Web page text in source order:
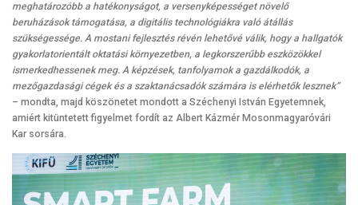
meghatározóbb a hatékonyságot, a versenyképességet növelő
beruházások támogatása, a digitális technológiákra való átállás
szükségessége. A mostani fejlesztés révén lehetővé válik, hogy a hallgatók
gyakorlatorientált oktatási környezetben, a legkorszerűbb eszközökkel
ismerkedhessenek meg. A képzések, tanfolyamok a gazdálkodók, a
mezőgazdasági cégek és a szaktanácsadók számára is elérhetők lesznek”
– mondta, majd köszönetet mondott a Széchenyi István Egyetemnek,
amiért kitüntetett figyelmet fordít az Albert Kázmér Mosonmagyaróvári
Kar sorsára.